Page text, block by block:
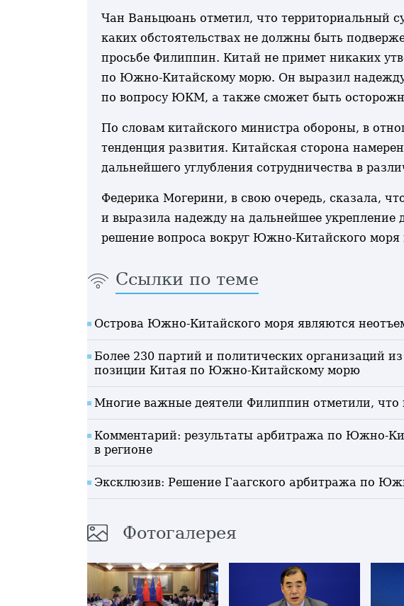
Чан Ваньцюань отметил, что территориальный
каких обстоятельствах не должны быть
просьбе Филиппин. Китай не примет никаких
по Южно-Китайскому морю. Он выразил
по вопросу ЮКМ, а также сможет быть
По словам китайского министра обороны, в
тенденция развития. Китайская сторона
дальнейшего углубления сотрудничества в
Федерика Могерини, в свою очередь, сказала,
и выразила надежду на дальнейшее укрепление
решение вопроса вокруг Южно-Китайского
Ссылки по теме
Острова Южно-Китайского моря являются
Более 230 партий и политических организаций
позиции Китая по Южно-Китайскому морю
Многие важные деятели Филиппин отметили,
Комментарий: результаты арбитража по Южно-
в регионе
Эксклюзив: Решение Гаагского арбитража по
Фотогалерея